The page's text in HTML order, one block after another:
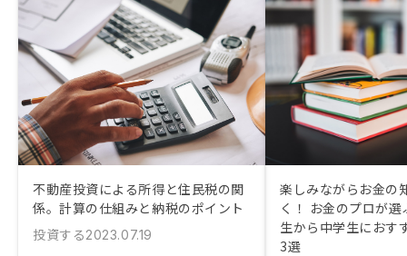
不動産投資による所得と住民税の関
係。計算の仕組みと納税のポイント
投資する2023.07.19
楽しみながらお金の
く！ お金のプロが
生から中学生におす
3選